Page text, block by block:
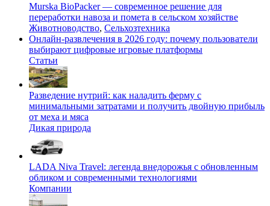
Murska BioPacker — современное решение для
переработки навоза и помета в сельском хозяйстве
Животноводство, Сельхозтехника
Онлайн-развлечения в 2026 году: почему пользователи
выбирают цифровые игровые платформы
Статьи
Разведение нутрий: как наладить ферму с
минимальными затратами и получить двойную прибыль
от меха и мяса
Дикая природа
LADA Niva Travel: легенда внедорожья с обновленным
обликом и современными технологиями
Компании